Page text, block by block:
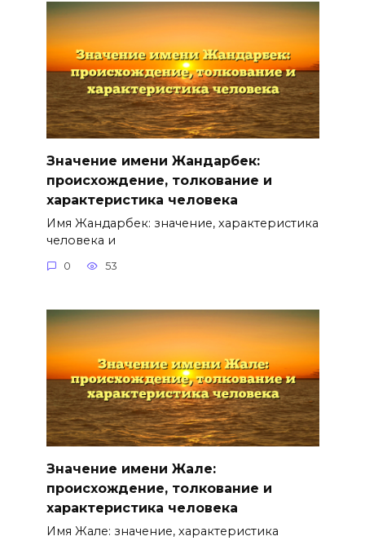
Значение имени Жандарбек:
происхождение, толкование и
характеристика человека
Имя Жандарбек: значение, характеристика
человека и
0 53
Значение имени Жале:
происхождение, толкование и
характеристика человека
Имя Жале: значение, характеристика